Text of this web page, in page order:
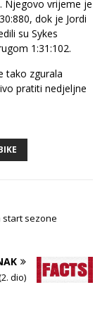
Njegovo vrijeme je
dok je Jordi
su Sykes
1:31:102.
tako zgurala
pratiti nedjeljne
start sezone
dio)